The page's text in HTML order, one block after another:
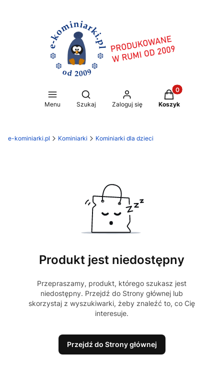
Menu
Otwórz wyszukiwarkę
Szukaj Zaloguj się
Produkty w
Koszyk
e-kominiarki.pl Kominiarki Kominiarki dla dzieci
Produkt jest niedostępny
Przepraszamy, produkt, którego szukasz jest
niedostępny. Przejdź do Strony głównej lub
skorzystaj z wyszukiwarki, żeby znaleźć to, co Cię
interesuje.
Przejdź do Strony głównej